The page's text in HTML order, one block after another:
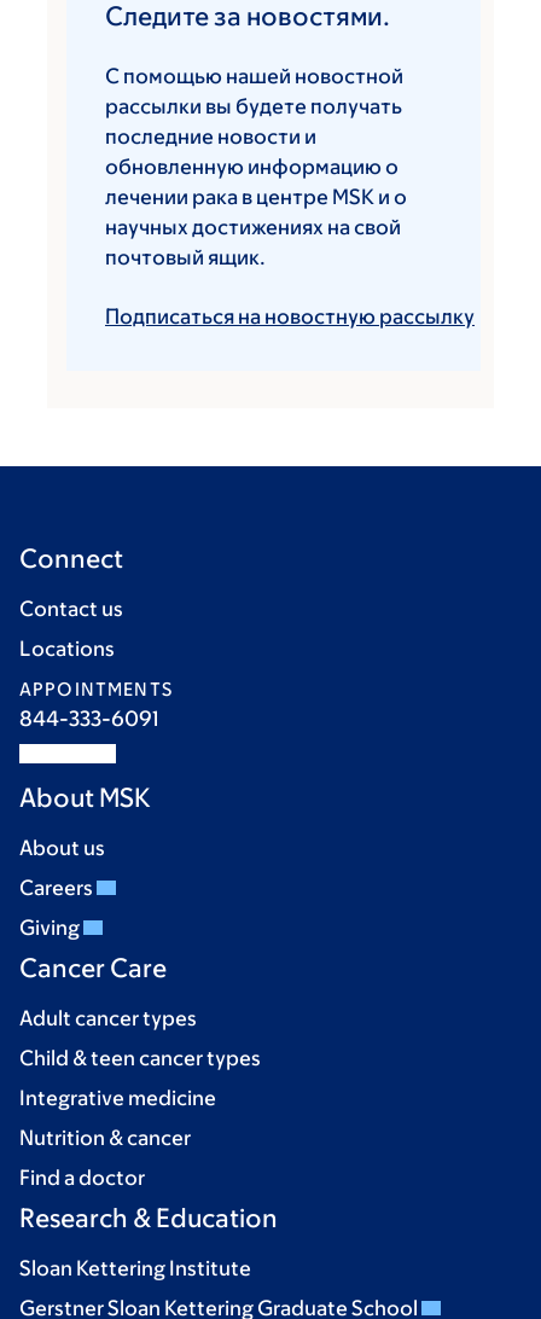
Следите за новостями.
С помощью нашей новостной
рассылки вы будете получать
последние новости и
обновленную информацию о
лечении рака в центре MSK и о
научных достижениях на свой
почтовый ящик.
Подписаться на новостную рассылку
Connect
Contact us
Locations
APPOINTMENTS
844-333-6091
About MSK
About us
Careers
Giving
Cancer Care
Adult cancer types
Child & teen cancer types
Integrative medicine
Nutrition & cancer
Find a doctor
Research & Education
Sloan Kettering Institute
Gerstner Sloan Kettering Graduate School